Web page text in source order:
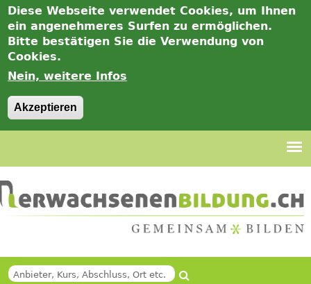
Diese Webseite verwendet Cookies, um Ihnen
ein angenehmeres Surfen zu ermöglichen.
Bitte bestätigen Sie die Verwendung von
Cookies.
Nein, weitere Infos
Akzeptieren
Suche